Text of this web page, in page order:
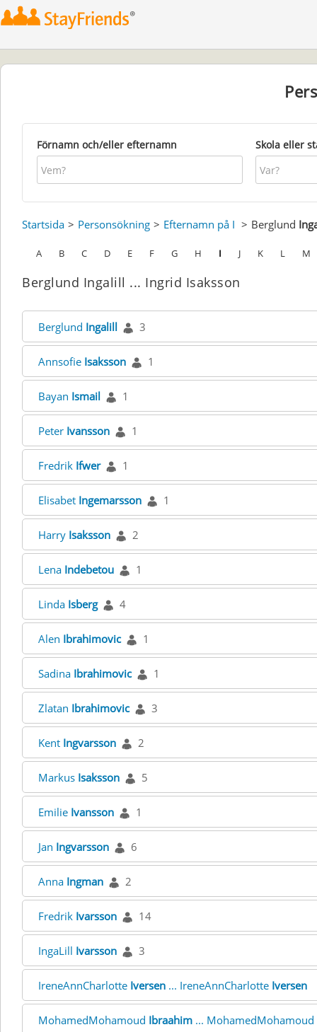
Förnamn och/eller efternamn Skola eller
Startsida Personsökning Efternamn på I Berglund
A B C D E F G H I J K L M
Berglund Ingalill ... Ingrid Isaksson
Berglund Ingalill 3
Annsofie Isaksson 1
Bayan Ismail 1
Peter Ivansson 1
Fredrik Ifwer 1
Elisabet Ingemarsson 1
Harry Isaksson 2
Lena Indebetou 1
Linda Isberg 4
Alen Ibrahimovic 1
Sadina Ibrahimovic 1
Zlatan Ibrahimovic 3
Kent Ingvarsson 2
Markus Isaksson 5
Emilie Ivansson 1
Jan Ingvarsson 6
Anna Ingman 2
Fredrik Ivarsson 14
IngaLill Ivarsson 3
IreneAnnCharlotte Iversen ... IreneAnnCharlotte Iversen
MohamedMohamoud Ibraahim ... MohamedMohamoud